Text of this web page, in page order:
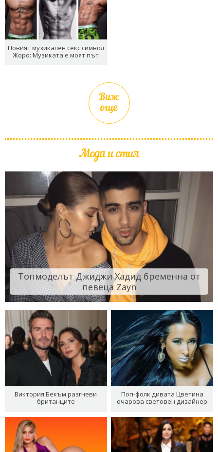
Новият музикален секс символ
Жоро: Музиката е моят път
Виж
още
Мода и стил
Топмоделът Джиджи Хадид бременна от
певеца Zayn
Виктория Бекъм разгневи
британците
Поп-фолк дивата Цветина
очарова световен дизайнер